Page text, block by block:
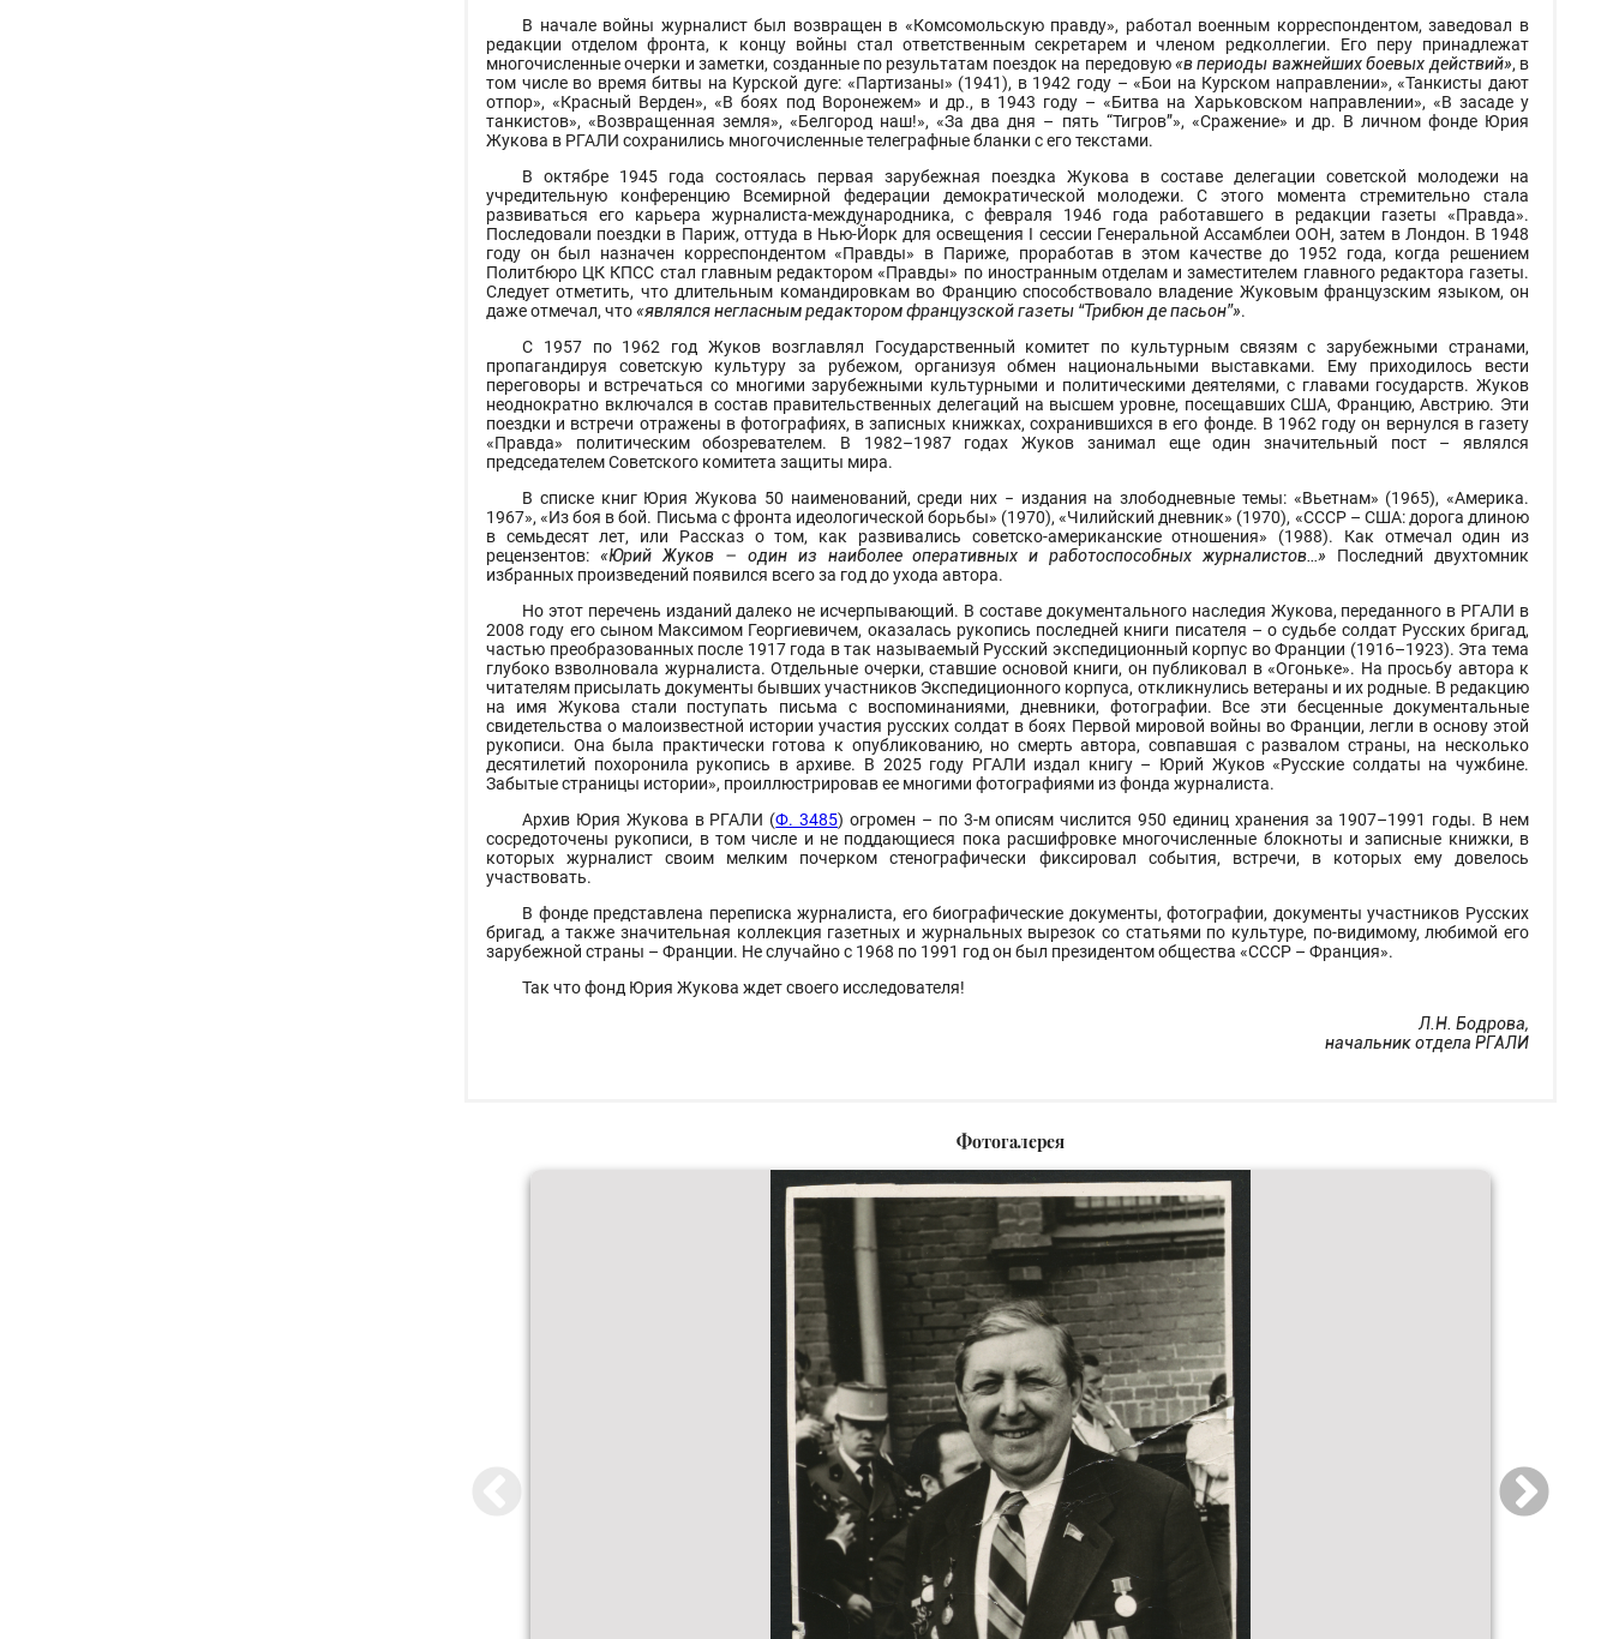
В начале войны журналист был возвращен в «Комсомольскую правду», работал военным корреспондентом, заведовал в
редакции отделом фронта, к концу войны стал ответственным секретарем и членом редколлегии. Его перу принадлежат
многочисленные очерки и заметки, созданные по результатам поездок на передовую«в периоды важнейших боевых действий», в
том числе во время битвы на Курской дуге: «Партизаны» (1941), в 1942 году – «Бои на Курском направлении», «Танкисты дают
отпор», «Красный Верден», «В боях под Воронежем» и др., в 1943 году – «Битва на Харьковском направлении», «В засаде у
танкистов», «Возвращенная земля», «Белгород наш!», «За два дня – пять “Тигров”», «Сражение» и др. В личном фонде Юрия
Жукова в РГАЛИ сохранились многочисленные телеграфные бланки с его текстами.
В октябре 1945 года состоялась первая зарубежная поездка Жукова в составе делегации советской молодежи на
учредительную конференцию Всемирной федерации демократической молодежи. С этого момента стремительно стала
развиваться его карьера журналиста-международника, с февраля 1946 года работавшего в редакции газеты «Правда».
Последовали поездки в Париж, оттуда в Нью-Йорк для освещения I сессии Генеральной Ассамблеи ООН, затем в Лондон. В 1948
году он был назначен корреспондентом «Правды» в Париже, проработав в этом качестве до 1952 года, когда решением
Политбюро ЦК КПСС стал главным редактором «Правды» по иностранным отделам и заместителем главного редактора газеты.
Следует отметить, что длительным командировкам во Францию способствовало владение Жуковым французским языком, он
даже отмечал, что«являлся негласным редактором французской газеты “Трибюн де пасьон”».
С 1957 по 1962 год Жуков возглавлял Государственный комитет по культурным связям с зарубежными странами,
пропагандируя советскую культуру за рубежом, организуя обмен национальными выставками. Ему приходилось вести
переговоры и встречаться со многими зарубежными культурными и политическими деятелями, с главами государств. Жуков
неоднократно включался в состав правительственных делегаций на высшем уровне, посещавших США, Францию, Австрию. Эти
поездки и встречи отражены в фотографиях, в записных книжках, сохранившихся в его фонде. В 1962 году он вернулся в газету
«Правда» политическим обозревателем. В 1982–1987 годах Жуков занимал еще один значительный пост – являлся
председателем Советского комитета защиты мира.
В списке книг Юрия Жукова 50 наименований, среди них − издания на злободневные темы: «Вьетнам» (1965), «Америка.
1967», «Из боя в бой. Письма с фронта идеологической борьбы» (1970), «Чилийский дневник» (1970), «СССР – США: дорога длиною
в семьдесят лет, или Рассказ о том, как развивались советско-американские отношения» (1988). Как отмечал один из
рецензентов: «Юрий Жуков – один из наиболее оперативных и работоспособных журналистов…» Последний двухтомник
избранных произведений появился всего за год до ухода автора.
Но этот перечень изданий далеко не исчерпывающий. В составе документального наследия Жукова, переданного в РГАЛИ в
2008 году его сыном Максимом Георгиевичем, оказалась рукопись последней книги писателя – о судьбе солдат Русских бригад,
частью преобразованных после 1917 года в так называемый Русский экспедиционный корпус во Франции (1916–1923). Эта тема
глубоко взволновала журналиста. Отдельные очерки, ставшие основой книги, он публиковал в «Огоньке». На просьбу автора к
читателям присылать документы бывших участников Экспедиционного корпуса, откликнулись ветераны и их родные. В редакцию
на имя Жукова стали поступать письма с воспоминаниями, дневники, фотографии. Все эти бесценные документальные
свидетельства о малоизвестной истории участия русских солдат в боях Первой мировой войны во Франции, легли в основу этой
рукописи. Она была практически готова к опубликованию, но смерть автора, совпавшая с развалом страны, на несколько
десятилетий похоронила рукопись в архиве. В 2025 году РГАЛИ издал книгу – Юрий Жуков «Русские солдаты на чужбине.
Забытые страницы истории», проиллюстрировав ее многими фотографиями из фонда журналиста.
Архив Юрия Жукова в РГАЛИ (Ф. 3485) огромен – по 3-м описям числится 950 единиц хранения за 1907–1991 годы. В нем
сосредоточены рукописи, в том числе и не поддающиеся пока расшифровке многочисленные блокноты и записные книжки, в
которых журналист своим мелким почерком стенографически фиксировал события, встречи, в которых ему довелось
участвовать.
В фонде представлена переписка журналиста, его биографические документы, фотографии, документы участников Русских
бригад, а также значительная коллекция газетных и журнальных вырезок со статьями по культуре, по-видимому, любимой его
зарубежной страны – Франции. Не случайно с 1968 по 1991 год он был президентом общества «СССР – Франция».
Так что фонд Юрия Жукова ждет своего исследователя!
Л.Н. Бодрова,
начальник отдела РГАЛИ
Фотогалерея